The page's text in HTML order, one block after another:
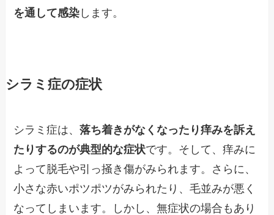
を通して感染 します。
シラミ症の症状
シラミ症は、落ち着きがなくなったり痒みを訴え
たりするのが典型的な症状です。そして、痒みに
よって脱毛や引っ掻き傷がみられます。さらに、
小さな赤いポツポツがみられたり、毛並みが悪く
なってしまいます。しかし、無症状の場合もあり